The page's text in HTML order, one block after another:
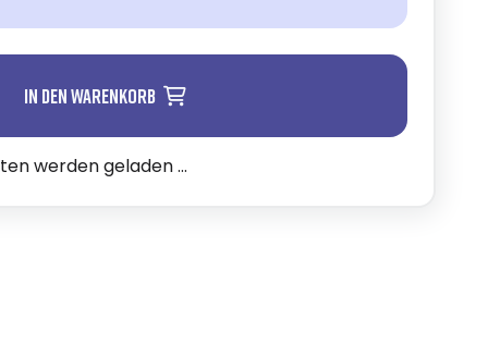
In den Warenkorb
werden geladen ...